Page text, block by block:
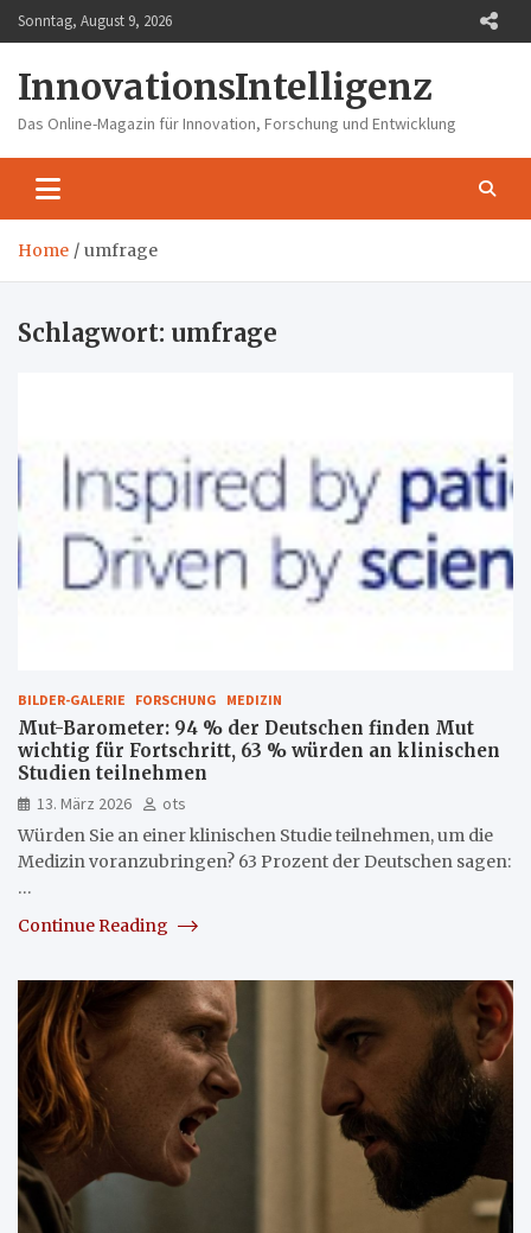
Skip
to
Sonntag, August 9, 2026
InnovationsIntelligenz
Das Online-Magazin für Innovation, Forschung und Entwicklung
Home umfrage
Schlagwort: umfrage
BILDER-GALERIE FORSCHUNG MEDIZIN
Mut-Barometer: 94 % der Deutschen finden Mut
wichtig für Fortschritt, 63 % würden an klinischen
Studien teilnehmen
13. März 2026
ots
Würden Sie an einer klinischen Studie teilnehmen, um die
Medizin voranzubringen? 63 Prozent der Deutschen sagen:
…
Continue Reading